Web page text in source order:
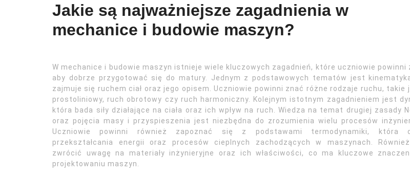
Jakie są najważniejsze zagadnienia w
mechanice i budowie maszyn?
W mechanice i budowie maszyn istnieje wiele kluczowych zagadnień, które uczniowie powinni
aby dobrze przygotować się do matury. Jednym z podstawowych tematów jest
zajmuje się ruchem ciał oraz jego opisem. Uczniowie powinni znać różne rodzaje ruchu, takie
prostoliniowy, ruch obrotowy czy ruch harmoniczny. Kolejnym istotnym zagadnieniem jest
która bada siły działające na ciała oraz ich wpływ na ruch. Wiedza na temat drugiej zasady
oraz pojęcia masy i przyspieszenia jest niezbędna do zrozumienia wielu procesów
Uczniowie powinni również zapoznać się z podstawami termodynamiki, która
przekształcania energii oraz procesów cieplnych zachodzących w maszynach.
zwrócić uwagę na materiały inżynieryjne oraz ich właściwości, co ma kluczowe
projektowaniu maszyn.